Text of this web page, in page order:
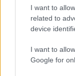
I want to
related to
device
I want to
Google for